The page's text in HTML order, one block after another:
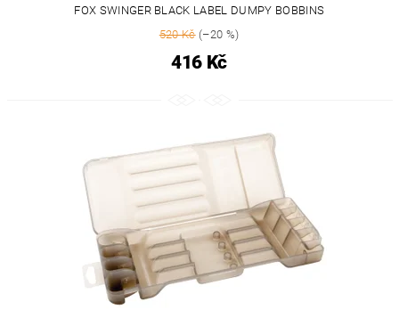
FOX SWINGER BLACK LABEL DUMPY BOBBINS
520 Kč(–20 %)
416 Kč